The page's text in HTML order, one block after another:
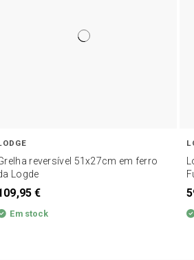
reversível 51x27cm em ferro
Logde
€
Em stock